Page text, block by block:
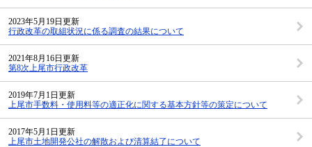
2023年5月19日更新
行政改革の取組状況に係る調査の結果について
2021年8月16日更新
第8次上尾市行政改革
2019年7月1日更新
上尾市手数料・使用料等の適正化に関する基本方針等の策定について
2017年5月1日更新
上尾市土地開発公社の解散および清算結了について